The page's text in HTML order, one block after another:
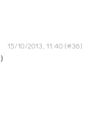
15/10/2013, 11:40